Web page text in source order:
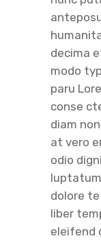
decima
modo
paru
conse
diam
at vero
odio
dolore
liber
eleifend